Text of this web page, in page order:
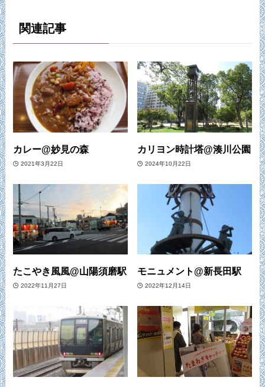
関連記事
カレー@妙見の森
2021年3月22日
カリヨン時計塔@湊川公園
2024年10月22日
たこやき風風@山陽須磨駅
2022年11月27日
モニュメント@新長田駅
2022年12月14日